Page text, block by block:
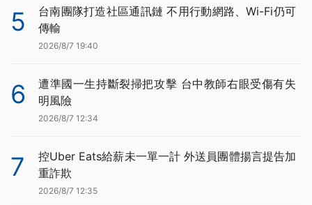
5
台南團隊打造社區通訊鏈 不用行動網路、Wi-Fi仍可
傳輸
2026/8/7 19:40
6
遭準國一生持斷裂掃把攻擊 台中教師右眼受傷有失
明風險
2026/8/7 12:34
7
控Uber Eats給薪未一單一計 外送員團體揚言提告加
重詐欺
2026/8/7 12:35